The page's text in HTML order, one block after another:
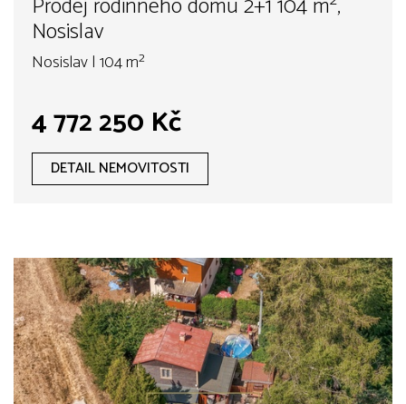
Nosislav
Nosislav | 104 m²
4 772 250 Kč
DETAIL NEMOVITOSTI